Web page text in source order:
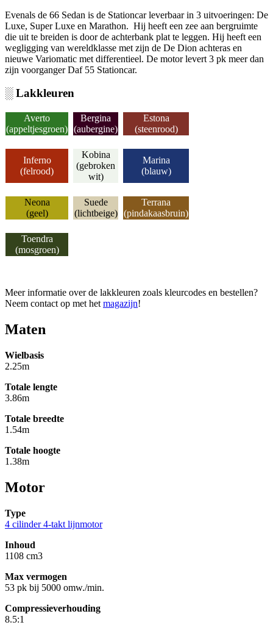
Evenals de 66 Sedan is de Stationcar leverbaar in 3 uitvoeringen: De
Luxe, Super Luxe en Marathon. Hij heeft een zee aan bergruimte
die uit te breiden is door de achterbank plat te leggen. Hij heeft een
wegligging van wereldklasse met zijn de De Dion achteras en
nieuwe Variomatic met differentieel. De motor levert 3 pk meer dan
zijn voorganger Daf 55 Stationcar.
░ Lakkleuren
Averto
(appeltjesgroen)
Bergina
(aubergine)
Estona
(steenrood)
Inferno
(felrood)
Kobina
(gebroken
wit)
Marina
(blauw)
Neona
(geel)
Suede
(lichtbeige)
Terrana
(pindakaasbruin)
Toendra
(mosgroen)
Meer informatie over de lakkleuren zoals kleurcodes en bestellen?
Neem contact op met het magazijn!
Maten
Wielbasis
2.25m
Totale lengte
3.86m
Totale breedte
1.54m
Totale hoogte
1.38m
Motor
Type
4 cilinder 4-takt lijnmotor
Inhoud
1108 cm3
Max vermogen
53 pk bij 5000 omw./min.
Compressieverhouding
8.5:1